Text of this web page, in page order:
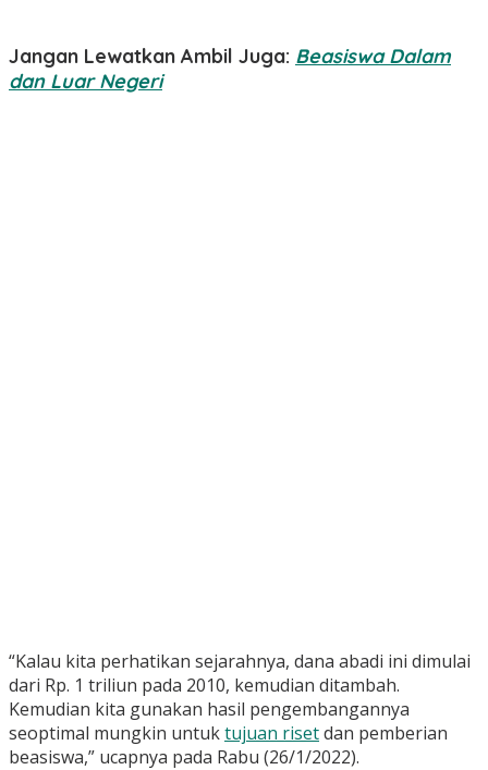
Jangan Lewatkan Ambil Juga: Beasiswa Dalam
dan Luar Negeri
“Kalau kita perhatikan sejarahnya, dana abadi ini dimulai
dari Rp. 1 triliun pada 2010, kemudian ditambah.
Kemudian kita gunakan hasil pengembangannya
seoptimal mungkin untuktujuan risetdan pemberian
beasiswa,” ucapnya pada Rabu (26/1/2022).